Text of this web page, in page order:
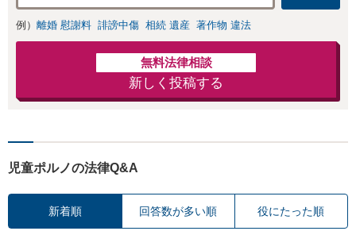
例） 離婚 慰謝料 誹謗中傷 相続 遺産 著作物 違法
無料法律相談
新しく投稿する
児童ポルノの法律Q&A
新着順 回答数が多い順 役にたった順